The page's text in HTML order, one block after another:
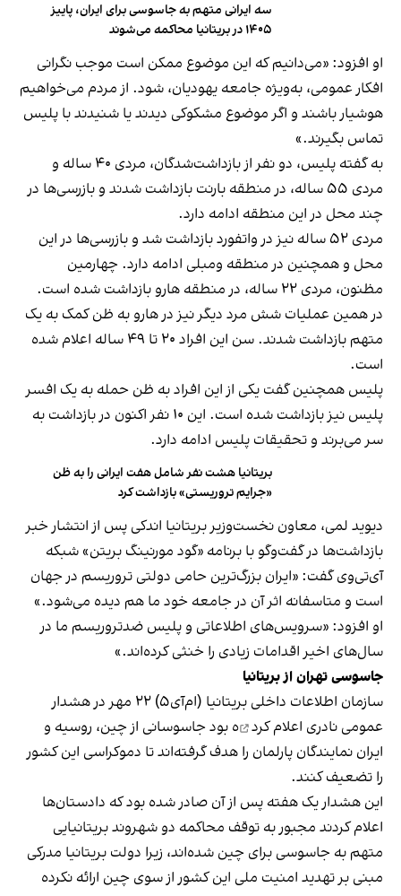
سه ایرانی متهم به جاسوسی برای ایران، پاییز
۱۴۰۵ در بریتانیا محاکمه می‌شوند
او افزود: «می‌دانیم که این موضوع ممکن است موجب نگرانی
افکار عمومی، به‌ویژه جامعه یهودیان، شود. از مردم می‌خواهیم
هوشیار باشند و اگر موضوع مشکوکی دیدند یا شنیدند با پلیس
تماس بگیرند.»
به گفته پلیس، دو نفر از بازداشت‌شدگان، مردی ۴۰ ساله و
مردی ۵۵ ساله، در منطقه بارنت بازداشت شدند و بازرسی‌ها در
چند محل در این منطقه ادامه دارد.
مردی ۵۲ ساله نیز در واتفورد بازداشت شد و بازرسی‌ها در این
محل و همچنین در منطقه ومبلی ادامه دارد. چهارمین
مظنون، مردی ۲۲ ساله، در منطقه هارو بازداشت شده است.
در همین عملیات شش مرد دیگر نیز در هارو به ظن کمک به یک
متهم بازداشت شدند. سن این افراد ۲۰ تا ۴۹ ساله اعلام شده
است.
پلیس همچنین گفت یکی از این افراد به ظن حمله به یک افسر
پلیس نیز بازداشت شده است. این ۱۰ نفر اکنون در بازداشت به
سر می‌برند و تحقیقات پلیس ادامه دارد.
بریتانیا هشت نفر شامل هفت ایرانی را به ظن
«جرایم تروریستی» بازداشت کرد
دیوید لمی، معاون نخست‌وزیر بریتانیا اندکی پس از انتشار خبر
بازداشت‌ها در گفت‌وگو با برنامه «گود مورنینگ بریتن» شبکه
آی‌تی‌وی گفت: «ایران بزرگ‌ترین حامی دولتی تروریسم در جهان
است و متاسفانه اثر آن در جامعه خود ما هم دیده می‌شود.»
او افزود: «سرویس‌های اطلاعاتی و پلیس ضدتروریسم ما در
سال‌های اخیر اقدامات زیادی را خنثی کرده‌اند.»
جاسوسی تهران از بریتانیا
سازمان اطلاعات داخلی بریتانیا (ام‌آی‌۵) ۲۲ مهر در هشدار
عمومی نادری اعلام کرد ه بود جاسوسانی از چین، روسیه و
ایران نمایندگان پارلمان را هدف گرفته‌اند تا دموکراسی این کشور
را تضعیف کنند.
این هشدار یک هفته پس از آن صادر شده بود که دادستان‌ها
اعلام کردند مجبور به توقف محاکمه دو شهروند بریتانیایی
متهم به جاسوسی برای چین شده‌اند، زیرا دولت بریتانیا مدرکی
مبنی بر تهدید امنیت ملی این کشور از سوی چین ارائه نکرده